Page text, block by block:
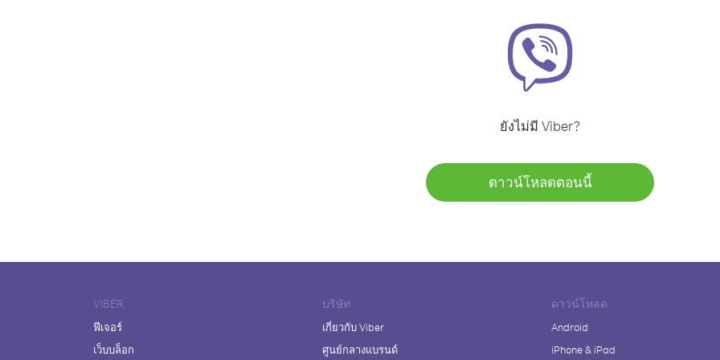
ยังไม่มี Viber?
ดาวน์โหลดตอนนี้
VIBER
ฟีเจอร์
เว็บบล็อก
บริษัท
เกี่ยวกับ Viber
ศูนย์กลางแบรนด์
ดาวน์โหลด
Android
iPhone & iPad